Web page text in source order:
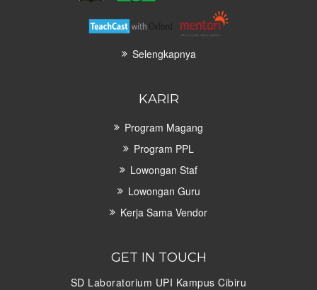
Selengkapnya
KARIR
Program Magang
Program PPL
Lowongan Staf
Lowongan Guru
Kerja Sama Vendor
GET IN TOUCH
SD Laboratorium UPI Kampus Cibiru